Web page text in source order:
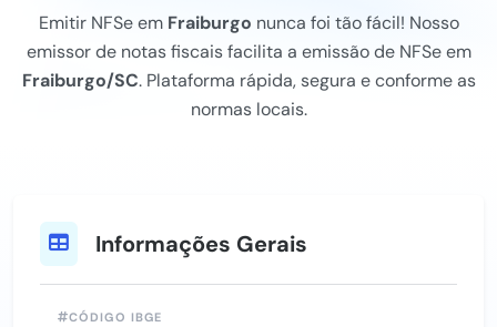
Emitir NFSe em Fraiburgo nunca foi tão fácil! Nosso
emissor de notas fiscais facilita a emissão de NFSe em
Fraiburgo/SC. Plataforma rápida, segura e conforme as
normas locais.
Informações Gerais
CÓDIGO IBGE